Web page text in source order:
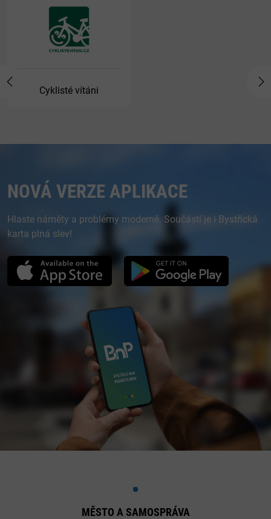
Cyklisté vítáni
Previous
NOVÁ VERZE APLIKACE
Hlaste náměty a problémy moderně. Součástí je i Bystřická
karta plná slev!
MĚSTO A SAMOSPRÁVA